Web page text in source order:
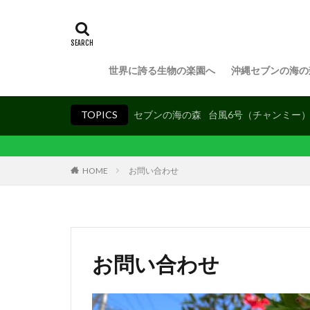
世界に誇る生物の楽園へ 沖縄セブンの海
TOPICS セブンの海の森 台風6号（チャンミー）
HOME お問い合わせ
お問い合わせ